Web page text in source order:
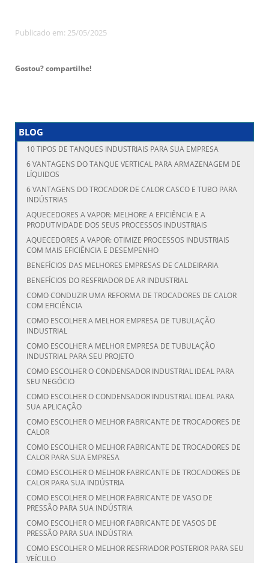
Publicado em: 25/05/2025
Gostou? compartilhe!
BLOG
10 TIPOS DE TANQUES INDUSTRIAIS PARA SUA EMPRESA
6 VANTAGENS DO TANQUE VERTICAL PARA ARMAZENAGEM DE
LÍQUIDOS
6 VANTAGENS DO TROCADOR DE CALOR CASCO E TUBO PARA
INDÚSTRIAS
AQUECEDORES A VAPOR: MELHORE A EFICIÊNCIA E A
PRODUTIVIDADE DOS SEUS PROCESSOS INDUSTRIAIS
AQUECEDORES A VAPOR: OTIMIZE PROCESSOS INDUSTRIAIS
COM MAIS EFICIÊNCIA E DESEMPENHO
BENEFÍCIOS DAS MELHORES EMPRESAS DE CALDEIRARIA
BENEFÍCIOS DO RESFRIADOR DE AR INDUSTRIAL
COMO CONDUZIR UMA REFORMA DE TROCADORES DE CALOR
COM EFICIÊNCIA
COMO ESCOLHER A MELHOR EMPRESA DE TUBULAÇÃO
INDUSTRIAL
COMO ESCOLHER A MELHOR EMPRESA DE TUBULAÇÃO
INDUSTRIAL PARA SEU PROJETO
COMO ESCOLHER O CONDENSADOR INDUSTRIAL IDEAL PARA
SEU NEGÓCIO
COMO ESCOLHER O CONDENSADOR INDUSTRIAL IDEAL PARA
SUA APLICAÇÃO
COMO ESCOLHER O MELHOR FABRICANTE DE TROCADORES DE
CALOR
COMO ESCOLHER O MELHOR FABRICANTE DE TROCADORES DE
CALOR PARA SUA EMPRESA
COMO ESCOLHER O MELHOR FABRICANTE DE TROCADORES DE
CALOR PARA SUA INDÚSTRIA
COMO ESCOLHER O MELHOR FABRICANTE DE VASO DE
PRESSÃO PARA SUA INDÚSTRIA
COMO ESCOLHER O MELHOR FABRICANTE DE VASOS DE
PRESSÃO PARA SUA INDÚSTRIA
COMO ESCOLHER O MELHOR RESFRIADOR POSTERIOR PARA SEU
VEÍCULO